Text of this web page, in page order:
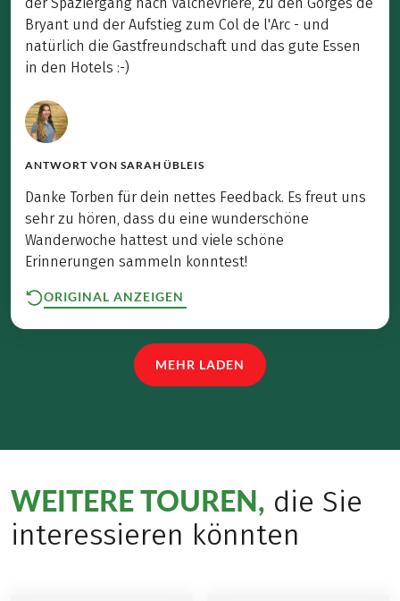
der Spaziergang nach Valchevriere, zu den Gorges de
Bryant und der Aufstieg zum Col de l'Arc - und
natürlich die Gastfreundschaft und das gute Essen
in den Hotels :-)
ANTWORT VON SARAH ÜBLEIS
Danke Torben für dein nettes Feedback. Es freut uns
sehr zu hören, dass du eine wunderschöne
Wanderwoche hattest und viele schöne
Erinnerungen sammeln konntest!
ORIGINAL ANZEIGEN
MEHR LADEN
WEITERE TOUREN, die Sie
interessieren könnten